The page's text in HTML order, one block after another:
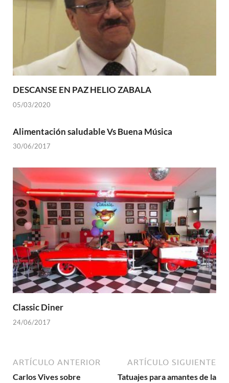
DESCANSE EN PAZ HELIO ZABALA
05/03/2020
Alimentación saludable Vs Buena Música
30/06/2017
Classic Diner
24/06/2017
ARTÍCULO ANTERIOR
Carlos Vives sobre
ARTÍCULO SIGUIENTE
Tatuajes para amantes de la